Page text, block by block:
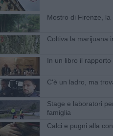
Mostro di Firenze,
Coltiva la marijuana
In un libro il
C'è un ladro, ma
Stage e laboratori
famiglia
Calci e pugni alla